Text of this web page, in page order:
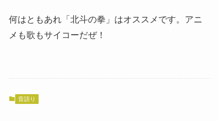
何はともあれ「北斗の拳」はオススメです。アニ
メも歌もサイコーだぜ！
音語り